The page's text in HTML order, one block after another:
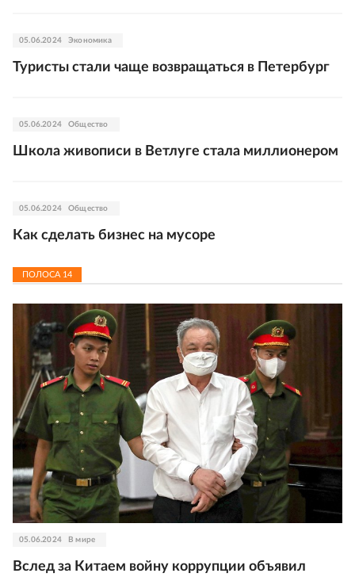
05.06.2024 Экономика
Туристы стали чаще возвращаться в Петербург
05.06.2024 Общество
Школа живописи в Ветлуге стала миллионером
05.06.2024 Общество
Как сделать бизнес на мусоре
ПОЛОСА 14
05.06.2024 В мире
Вслед за Китаем войну коррупции объявил